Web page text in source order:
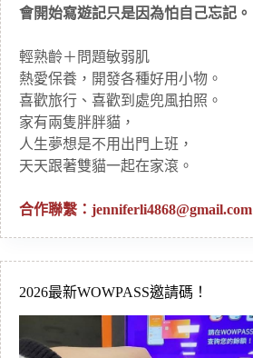
會開始寫遊記只是因為怕自己忘記。
輕熟齡＋問題敏弱肌
熱愛保養，開發各種好用小物。
喜歡旅行、喜歡到處兜風拍照。
家有兩隻胖胖貓，
人生夢想是不用出門上班，
天天跟著雙貓一起在家滾。
合作聯繫： jenniferli4868@gmail.com
2026最新WOWPASS邀請碼！